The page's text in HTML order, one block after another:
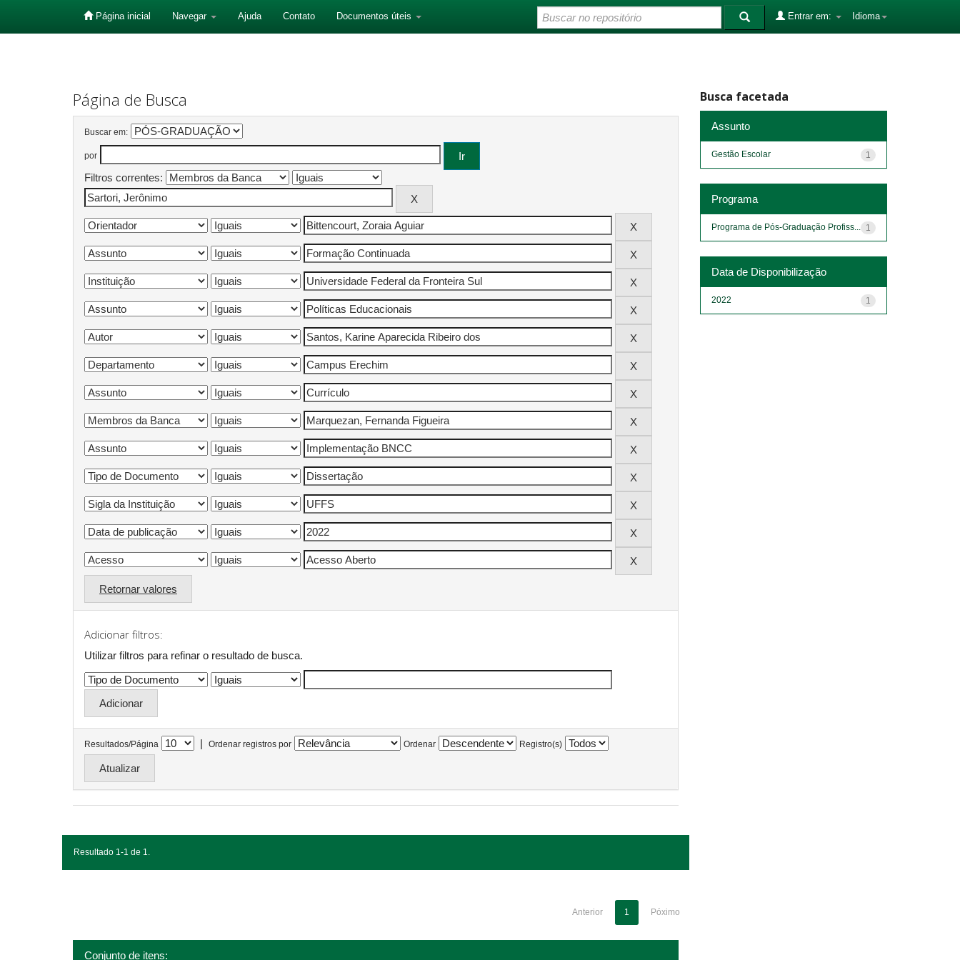
Página inicial Navegar Ajuda Contato Documentos úteis Idioma
Entrar em:
Página de Busca
Buscar em:
por
Filtros correntes:
Retornar valores
Adicionar filtros:
Utilizar filtros para refinar o resultado de busca.
Resultados/Página | Ordenar registros por Ordenar Registro(s)
Resultado 1-1 de 1.
Anterior 1 Póximo
Conjunto de itens:
Busca facetada
Assunto
1
Gestão Escolar
Programa
1
Programa de Pós-Graduação Profiss...
Data de Disponibilização
1
2022